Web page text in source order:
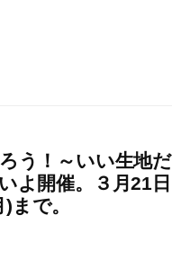
う！～いい生地だ
よ開催。３月21日
まで。